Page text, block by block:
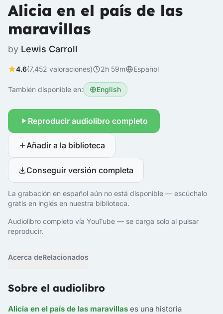
Alicia en el país de las
maravillas
by Lewis Carroll
4.6(7,452 valoraciones) 2h 59m Español
También disponible en: English
Reproducir audiolibro completo
Añadir a la biblioteca
Conseguir versión completa
La grabación en español aún no está disponible — escúchalo
gratis en inglés en nuestra biblioteca.
Audiolibro completo vía YouTube — se carga solo al pulsar
reproducir.
Acerca deRelacionados
Sobre el audiolibro
Alicia en el país de las maravillas es una historia